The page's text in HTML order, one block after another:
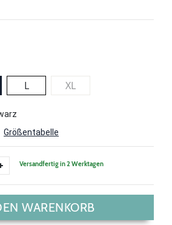
L XL
Größentabelle
Versandfertig in 2 Werktagen
WARENKORB